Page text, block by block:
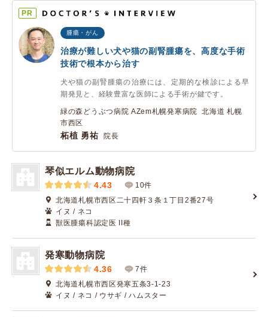
PR
腫瘍・がん
治療が難しい犬や猫の副腎腫瘍を、高度な手術
技術で根本から治す
犬や猫の副腎腫瘍の治療には、定期的な検診による早
期発見と、経験豊富な医師による手術が鍵です。
緑の森どうぶつ病院 AZem札幌発寒病院 北海道 札幌
市西区
柘植 勇祐 院長
琴似エルム動物病院
4.43
10件
北海道札幌市西区二十四軒３条１丁目2番27号
イヌ / ネコ
獣医腫瘍科認定医 II種
発寒動物病院
4.36
7件
北海道札幌市西区発寒五条3-1-23
イヌ / ネコ / ウサギ / ハムスター